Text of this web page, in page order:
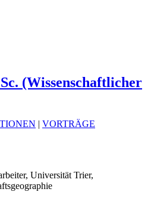
(Wissenschaftlicher
| VORTRÄGE
Universität Trier,